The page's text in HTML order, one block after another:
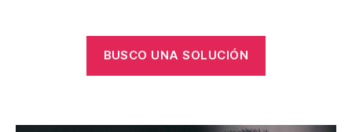
BUSCO UNA SOLUCIÓN